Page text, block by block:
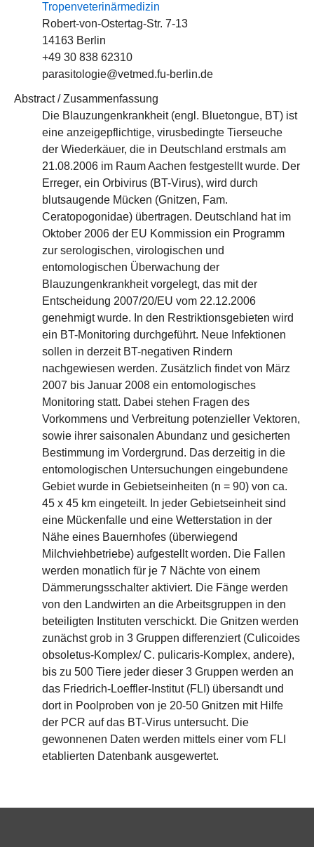
Tropenveterinärmedizin
Robert-von-Ostertag-Str. 7-13
14163 Berlin
+49 30 838 62310
parasitologie@vetmed.fu-berlin.de
Abstract / Zusammenfassung
Die Blauzungenkrankheit (engl. Bluetongue, BT) ist
eine anzeigepflichtige, virusbedingte Tierseuche
der Wiederkäuer, die in Deutschland erstmals am
21.08.2006 im Raum Aachen festgestellt wurde. Der
Erreger, ein Orbivirus (BT-Virus), wird durch
blutsaugende Mücken (Gnitzen, Fam.
Ceratopogonidae) übertragen. Deutschland hat im
Oktober 2006 der EU Kommission ein Programm
zur serologischen, virologischen und
entomologischen Überwachung der
Blauzungenkrankheit vorgelegt, das mit der
Entscheidung 2007/20/EU vom 22.12.2006
genehmigt wurde. In den Restriktionsgebieten wird
ein BT-Monitoring durchgeführt. Neue Infektionen
sollen in derzeit BT-negativen Rindern
nachgewiesen werden. Zusätzlich findet von März
2007 bis Januar 2008 ein entomologisches
Monitoring statt. Dabei stehen Fragen des
Vorkommens und Verbreitung potenzieller Vektoren,
sowie ihrer saisonalen Abundanz und gesicherten
Bestimmung im Vordergrund. Das derzeitig in die
entomologischen Untersuchungen eingebundene
Gebiet wurde in Gebietseinheiten (n = 90) von ca.
45 x 45 km eingeteilt. In jeder Gebietseinheit sind
eine Mückenfalle und eine Wetterstation in der
Nähe eines Bauernhofes (überwiegend
Milchviehbetriebe) aufgestellt worden. Die Fallen
werden monatlich für je 7 Nächte von einem
Dämmerungsschalter aktiviert. Die Fänge werden
von den Landwirten an die Arbeitsgruppen in den
beteiligten Instituten verschickt. Die Gnitzen werden
zunächst grob in 3 Gruppen differenziert (Culicoides
obsoletus-Komplex/ C. pulicaris-Komplex, andere),
bis zu 500 Tiere jeder dieser 3 Gruppen werden an
das Friedrich-Loeffler-Institut (FLI) übersandt und
dort in Poolproben von je 20-50 Gnitzen mit Hilfe
der PCR auf das BT-Virus untersucht. Die
gewonnenen Daten werden mittels einer vom FLI
etablierten Datenbank ausgewertet.